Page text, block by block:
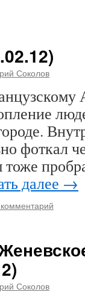
Соколов
фоткал
далее →
Соколов